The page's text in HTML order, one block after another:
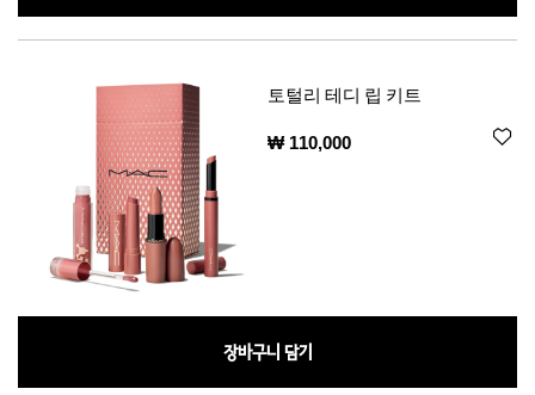
토털리 테디 립 키트
₩ 110,000
장바구니 담기